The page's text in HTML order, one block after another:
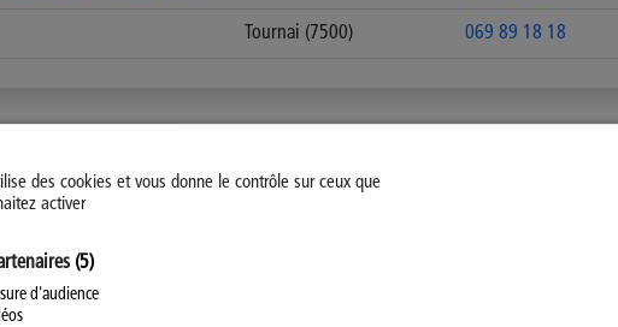
des cookies et vous donne le contrôle sur ceux que
activer
(5)
d'audience
Tournai (7500) 069 89 18 18
Modifiez votre consentement